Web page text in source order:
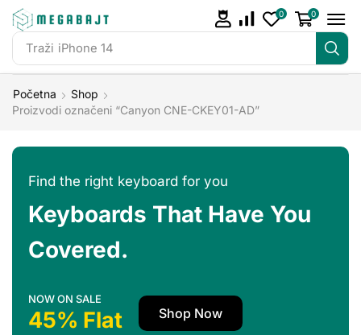
Traži iPhone 14
0 0
Početna
Shop
Proizvodi označeni “Canyon CNE-CKEY01-AD”
Find the right keyboard for you
Keyboards That Have You
Covered.
NOW ON SALE
45% Flat Shop Now